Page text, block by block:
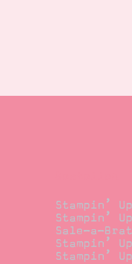
Stampin’
Stampin’
Sale-a-
Stampin’
Stampin’